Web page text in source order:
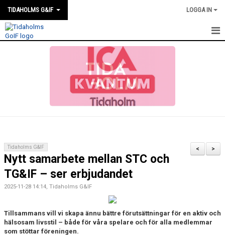
TIDAHOLMS G&IF LOGGA IN
FÖRENINGEN
GAMLA GIFFS TORSDAGSTRÄFFAR
MATCHER
>
<
Tidaholms G&IF
Nytt samarbete mellan STC och
TG&IF – ser erbjudandet
2025-11-28 14:14, Tidaholms G&IF
Tillsammans vill vi skapa ännu bättre förutsättningar för en aktiv och
hälsosam livsstil – både för våra spelare och för alla medlemmar
som stöttar föreningen.